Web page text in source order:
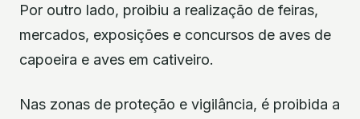
Por outro lado, proibiu a realização de feiras,
mercados, exposições e concursos de aves de
capoeira e aves em cativeiro.
Nas zonas de proteção e vigilância, é proibida a